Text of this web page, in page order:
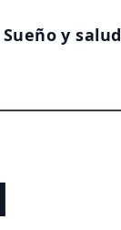
Sueño y salud